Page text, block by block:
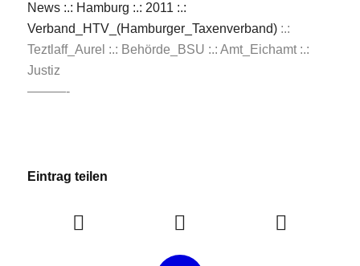
News :.: Hamburg :.: 2011 :.:
Verband_HTV_(Hamburger_Taxenverband) :.:
Teztlaff_Aurel :.: Behörde_BSU :.: Amt_Eichamt :.:
Justiz
———-
Eintrag teilen